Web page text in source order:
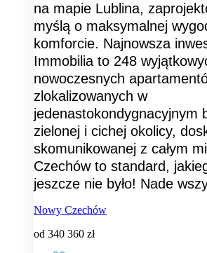
na mapie Lublina,
myślą o maksymalnej
komforcie. Najnowsza
Immobilia to 248
nowoczesnych
zlokalizowanych w
jedenastokondygnacyjnym
zielonej i cichej okolicy,
skomunikowanej z całym
Czechów to standard,
jeszcze nie było! Nade
Nowy Czechów
od 340 360 zł